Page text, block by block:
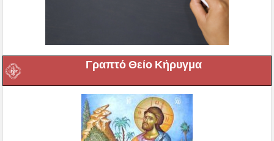
Γραπτό Θείο Κήρυγμα